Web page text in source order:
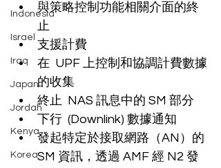
Indonesia
Israel
Iraq
Japan
Jordan
Kenya
Korea
與策略控制功能相關介面的終
止
支援計費
在  UPF 上控制和協調計費數據
的收集
終止  NAS 訊息中的 SM 部分
下行  (Downlink) 數據通知
發起特定於接取網路（AN）的
SM 資訊，透過 AMF 經 N2 發